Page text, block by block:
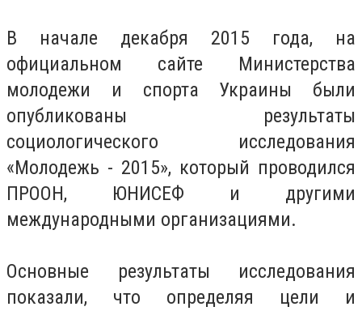
В начале декабря 2015 года, на
официальном сайте Министерства
молодежи и спорта Украины были
опубликованы результаты
социологического исследования
«Молодежь - 2015», который проводился
ПРООН, ЮНИСЕФ и другими
международными организациями.
Основные результаты исследования
показали, что определяя цели и